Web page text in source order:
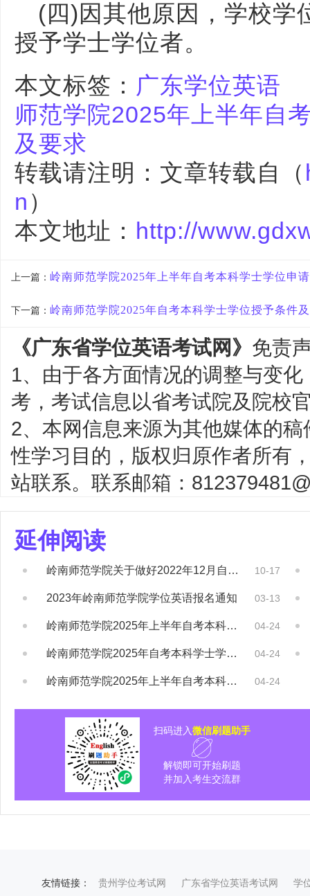
(四)因其他原因，学校学
授予学士学位者。
本文标签： 广东学位英语
师范学院2025年上半年自
及要求
转载请注明：文章转载自（
n ）
本文地址： http://
上一篇： 岭南师范学院2025年上半年自考本科学士学位申
下一篇： 岭南师范学院2025年自考本科学士学位​授予条件
《广东省学位英语考试网》 免责
1、由于各方面情况的调整与变
考，考试信息以省考试院及院校
2、本网信息来源为其他媒体的
性学习目的，版权归原作者所有
站联系。联系邮箱：
延伸阅读
岭南师范学院关于做好2022年12月自学考... 10-17
2023年岭南师范学院学位英语报名通知 03-13
岭南师范学院2025年上半年自考本科学士学... 04-24
岭南师范学院2025年自考本科学士学位​授... 04-24
岭南师范学院2025年上半年自考本科学士学... 04-24
扫码进入微信刷题助手
解锁即可开始刷题
并加入考生交流群
友情链接： 贵州学位考试网 广东省学位英语考试网
学